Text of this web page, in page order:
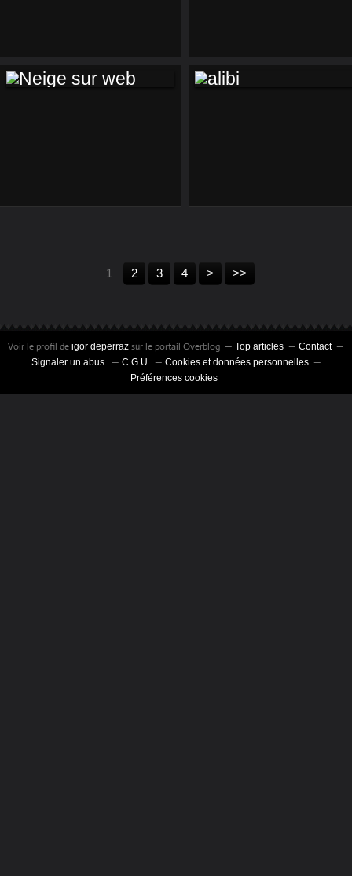
1 2 3 4 > >>
Voir le profil de igor deperraz sur le portail Overblog Top articles
Contact
Signaler un abus
C.G.U.
Cookies et données personnelles
Préférences cookies